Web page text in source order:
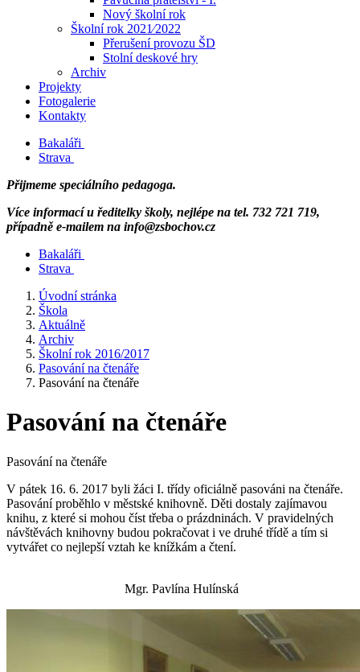
Nový školní rok
Školní rok 2021⁄2022
Přerušení provozu ŠD
Stolní deskové hry
Archiv
Projekty
Fotogalerie
Kontakty
Bakaláři
Strava
Přijmeme speciálního pedagoga.
Více informací u ředitelky školy, nejlépe na tel. 732 721 719,
případně e-mailem na info@zsbochov.cz
Bakaláři
Strava
Úvodní stránka
Škola
Aktuálně
Archiv
Školní rok 2016/2017
Pasování na čtenáře
Pasování na čtenáře
Pasování na čtenáře
Pasování na čtenáře
V pátek 16. 6. 2017 byli žáci I. třídy oficiálně pasováni na čtenáře.
Pasování proběhlo v městské knihovně. Děti dostaly zajímavou
knihu, z které si mohou číst třeba o prázdninách. V pravidelných
návštěvách knihovny budou pokračovat i ve druhé třídě a tím si
vytvářet co nejlepší vztah ke knížkám a čtení.
Mgr. Pavlína Hulínská